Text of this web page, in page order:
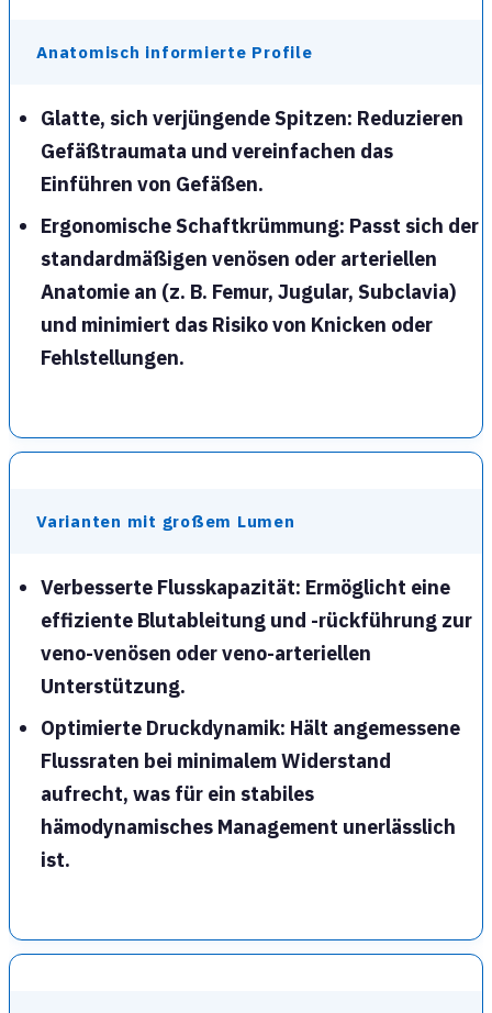
Anatomisch informierte Profile
Glatte, sich verjüngende Spitzen: Reduzieren
Gefäßtraumata und vereinfachen das
Einführen von Gefäßen.
Ergonomische Schaftkrümmung: Passt sich der
standardmäßigen venösen oder arteriellen
Anatomie an (z. B. Femur, Jugular, Subclavia)
und minimiert das Risiko von Knicken oder
Fehlstellungen.
Varianten mit großem Lumen
Verbesserte Flusskapazität: Ermöglicht eine
effiziente Blutableitung und -rückführung zur
veno-venösen oderveno-arteriellen
Unterstützung.
Optimierte Druckdynamik: Hält angemessene
Flussraten bei minimalem Widerstand
aufrecht, was für ein stabiles
hämodynamisches Management unerlässlich
ist.